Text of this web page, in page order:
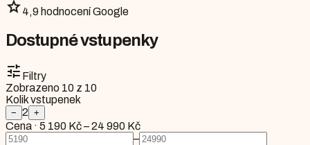
star4,9 hodnocení Google
Dostupné vstupenky
tune Filtry
Zobrazeno 10 z 10
Kolik vstupenek
− 2 +
Cena · 5 190 Kč–24 990 Kč
–